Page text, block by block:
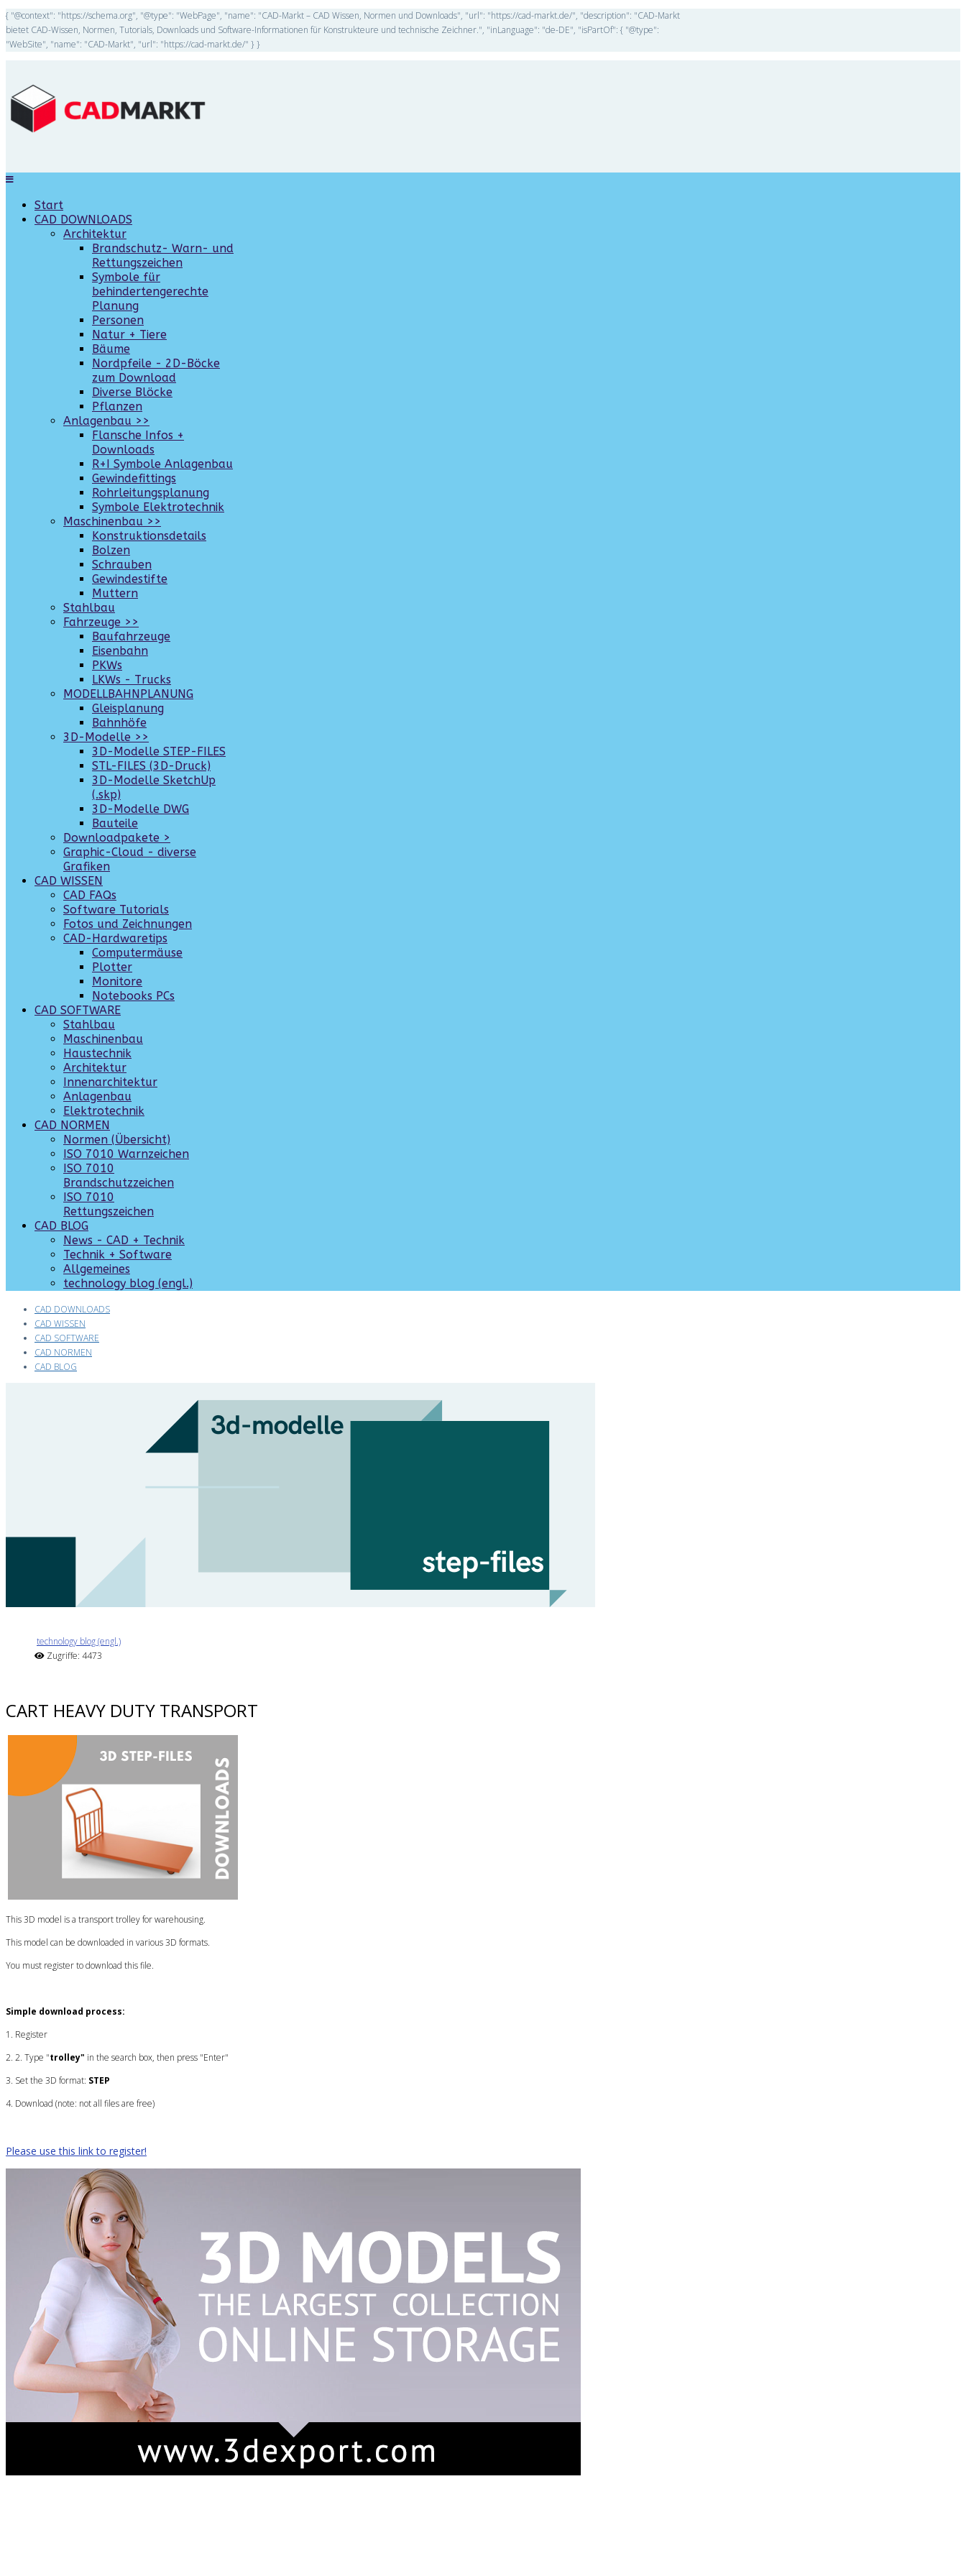
{ "@context": "https://schema.org", "@type": "WebPage", "name": "CAD-Markt – CAD Wissen, Normen und Downloads", "url": "https://cad-markt.de/", "description": "CAD-Markt
bietet CAD-Wissen, Normen, Tutorials, Downloads und Software-Informationen für Konstrukteure und technische Zeichner.", "inLanguage": "de-DE", "isPartOf": { "@type":
"WebSite", "name": "CAD-Markt", "url": "https://cad-markt.de/" } }
Start
CAD DOWNLOADS
Architektur
Brandschutz- Warn- und
Rettungszeichen
Symbole für
behindertengerechte
Planung
Personen
Natur + Tiere
Bäume
Nordpfeile - 2D-Böcke
zum Download
Diverse Blöcke
Pflanzen
Anlagenbau >>
Flansche Infos +
Downloads
R+I Symbole Anlagenbau
Gewindefittings
Rohrleitungsplanung
Symbole Elektrotechnik
Maschinenbau >>
Konstruktionsdetails
Bolzen
Schrauben
Gewindestifte
Muttern
Stahlbau
Fahrzeuge >>
Baufahrzeuge
Eisenbahn
PKWs
LKWs - Trucks
MODELLBAHNPLANUNG
Gleisplanung
Bahnhöfe
3D-Modelle >>
3D-Modelle STEP-FILES
STL-FILES (3D-Druck)
3D-Modelle SketchUp
(.skp)
3D-Modelle DWG
Bauteile
Downloadpakete >
Graphic-Cloud - diverse
Grafiken
CAD WISSEN
CAD FAQs
Software Tutorials
Fotos und Zeichnungen
CAD-Hardwaretips
Computermäuse
Plotter
Monitore
Notebooks PCs
CAD SOFTWARE
Stahlbau
Maschinenbau
Haustechnik
Architektur
Innenarchitektur
Anlagenbau
Elektrotechnik
CAD NORMEN
Normen (Übersicht)
ISO 7010 Warnzeichen
ISO 7010
Brandschutzzeichen
ISO 7010
Rettungszeichen
CAD BLOG
News - CAD + Technik
Technik + Software
Allgemeines
technology blog (engl.)
CAD DOWNLOADS
CAD WISSEN
CAD SOFTWARE
CAD NORMEN
CAD BLOG
technology blog (engl.)
Zugriffe: 4473
CART HEAVY DUTY TRANSPORT
This 3D model is a transport trolley for warehousing.
This model can be downloaded in various 3D formats.
You must register to download this file.
Simple download process:
1. Register
2. 2. Type "trolley" in the search box, then press "Enter"
3. Set the 3D format: STEP
4. Download (note: not all files are free)
Please use this link to register!